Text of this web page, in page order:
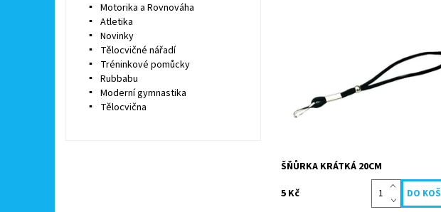
mít obavu, že budete píšťalku dlouho
Skladem
4826
Značka:
ŠŇŮRKA KRÁTKÁ 20CM
5 Kč
Motorika a Rovnováha
Atletika
Novinky
Tělocvičné nářadí
Tréninkové pomůcky
Rubbabu
Moderní gymnastika
Tělocvična